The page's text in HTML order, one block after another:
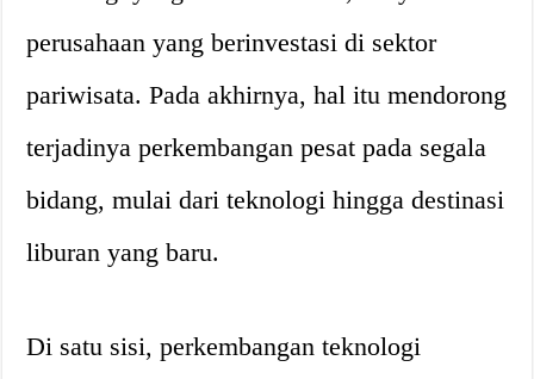
perusahaan yang berinvestasi di sektor
pariwisata. Pada akhirnya, hal itu mendorong
terjadinya perkembangan pesat pada segala
bidang, mulai dari teknologi hingga destinasi
liburan yang baru.
Di satu sisi, perkembangan teknologi